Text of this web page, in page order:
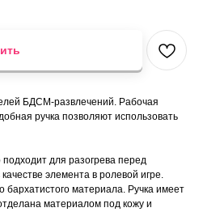
БДСМ-развлечений. Рабочая
ручка позволяют использовать
для разогрева перед
элемента в ролевой игре.
бархатистого материала. Ручка имеет
материалом под кожу и